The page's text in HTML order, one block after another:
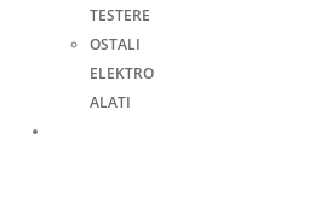
TESTERE
OSTALI
ELEKTRO
ALATI